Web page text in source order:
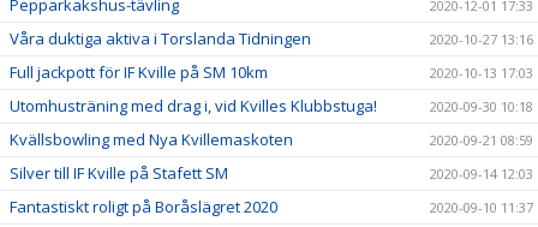
Pepparkakshus-tävling 2020-12-01 17:33
Våra duktiga aktiva i Torslanda Tidningen 2020-10-27 13:16
Full jackpott för IF Kville på SM 10km 2020-10-13 17:03
Utomhusträning med drag i, vid Kvilles Klubbstuga! 2020-09-30 10:18
Kvällsbowling med Nya Kvillemaskoten 2020-09-21 08:59
Silver till IF Kville på Stafett SM 2020-09-14 12:03
Fantastiskt roligt på Boråslägret 2020 2020-09-10 11:37